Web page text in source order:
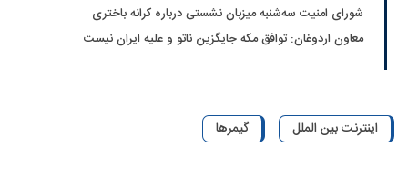
شورای امنیت سه‌شنبه میزبان نشستی درباره کرانه باختری
معاون اردوغان: توافق مکه جایگزین ناتو و علیه ایران نیست
اینترنت بین الملل گیمرها